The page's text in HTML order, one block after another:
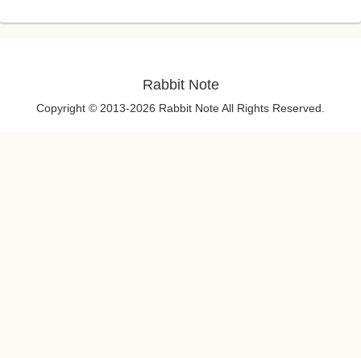
Rabbit Note
Copyright © 2013-2026 Rabbit Note All Rights Reserved.